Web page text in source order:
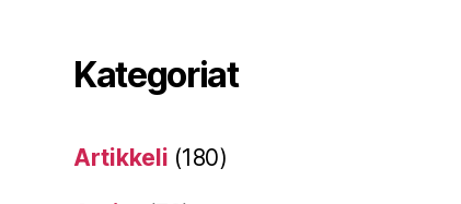
Kategoriat
Artikkeli (180)